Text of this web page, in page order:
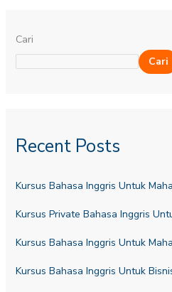
Cari
Cari
Recent Posts
Kursus Bahasa Inggris Untuk
Kursus Private Bahasa Inggris
Kursus Bahasa Inggris Untuk
Kursus Bahasa Inggris Untuk